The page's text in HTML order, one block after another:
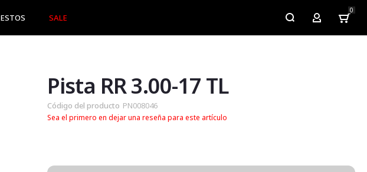
SALE My Account
0
Pista RR 3.00-17 TL
Código del producto PN008046
Sea el primero en dejar una reseña para este artículo